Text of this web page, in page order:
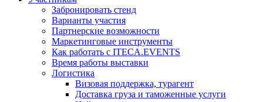
Забронировать стенд
Варианты участия
Партнерские возможности
Маркетинговые инструменты
Как работать с ITECA.EVENTS
Время работы выставки
Логистика
Визовая поддержка, турагент
Доставка груза и таможенные услуги